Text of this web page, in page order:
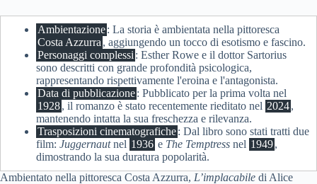
Ambientazione: La storia è ambientata nella pittoresca
Costa Azzurra , aggiungendo un tocco di esotismo e fascino.
Personaggi complessi : Esther Rowe e il dottor Sartorius
sono descritti con grande profondità psicologica,
rappresentando rispettivamente l'eroina e l'antagonista.
Data di pubblicazione: Pubblicato per la prima volta nel
1928, il romanzo è stato recentemente rieditato nel 2024,
mantenendo intatta la sua freschezza e rilevanza.
Trasposizioni cinematografiche: Dal libro sono stati tratti due
film: Juggernautnel 1936 e The Temptress nel 1949,
dimostrando la sua duratura popolarità.
Ambientato nella pittoresca Costa Azzurra, L’implacabile di Alice